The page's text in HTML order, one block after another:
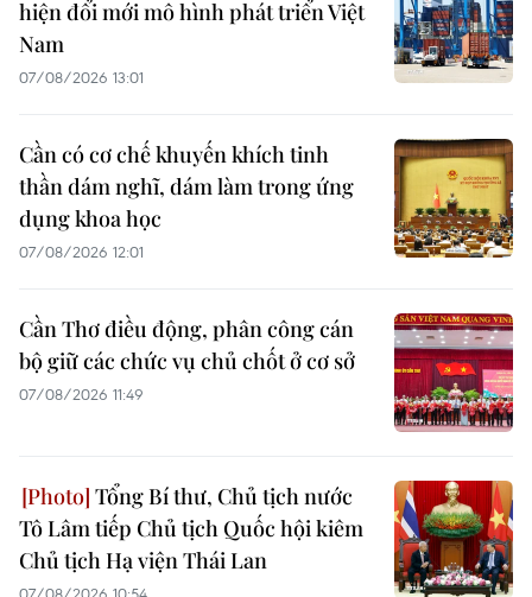
hiện đổi mới mô hình phát triển Việt
Nam
07/08/2026 13:01
Cần có cơ chế khuyến khích tinh
thần dám nghĩ, dám làm trong ứng
dụng khoa học
07/08/2026 12:01
Cần Thơ điều động, phân công cán
bộ giữ các chức vụ chủ chốt ở cơ sở
07/08/2026 11:49
Tổng Bí thư, Chủ tịch nước
Tô Lâm tiếp Chủ tịch Quốc hội kiêm
Chủ tịch Hạ viện Thái Lan